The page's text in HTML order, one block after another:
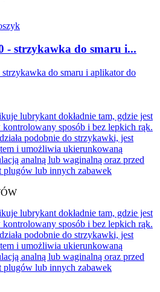
- strzykawka do smaru i...
lubrykant dokładnie tam, gdzie jest
sposób i bez lepkich rąk.
podobnie do strzykawki, jest
i umożliwia ukierunkowaną
analną lub waginalną oraz przed
plugów lub innych zabawek
lubrykant dokładnie tam, gdzie jest
sposób i bez lepkich rąk.
podobnie do strzykawki, jest
i umożliwia ukierunkowaną
analną lub waginalną oraz przed
plugów lub innych zabawek